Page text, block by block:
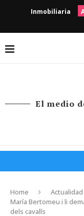
Inmobiliaria
El medio
Home Actualidad
María Bertomeu i li
dels cavalls